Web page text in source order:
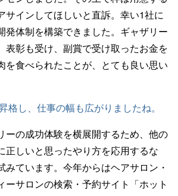
サインしてほしいと直訴。幸い1社に
発体制を構築できました。ギャザリー
表彰も受け、副賞で受け取ったお金を
を食べられたことが、とても良い思い
し、仕事の幅も広がりましたね。
ーの成功体験を横展開するため、他の
正しいと思ったやり方を応用するな
みています。今年からはヘアサロン・
ーサロンの検索・予約サイト「ホット